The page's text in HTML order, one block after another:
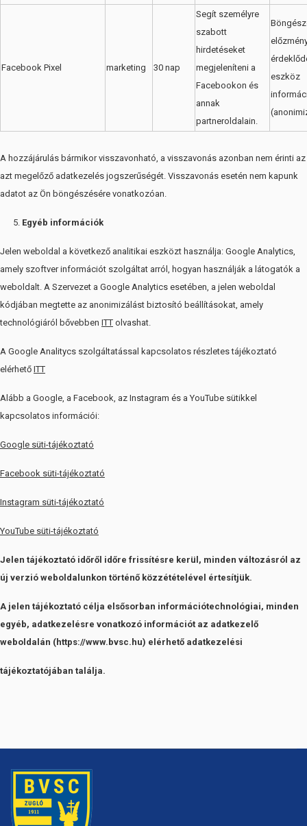
Facebook Pixel marketing 30 nap
Segít személyre
szabott
hirdetéseket
megjeleníteni a
Facebookon és
annak
partneroldalain.
eszköz
A hozzájárulás bármikor visszavonható, a visszavonás azonban nem érinti az
azt megelőző adatkezelés jogszerűségét. Visszavonás esetén nem kapunk
adatot az Ön böngészésére vonatkozóan.
Egyéb információk
Jelen weboldal a következő analitikai eszközt használja: Google Analytics,
amely szoftver információt szolgáltat arról, hogyan használják a látogatók a
weboldalt. A Szervezet a Google Analytics esetében, a jelen weboldal
kódjában megtette az anonimizálást biztosító beállításokat, amely
technológiáról bővebben ITT olvashat.
A Google Analitycs szolgáltatással kapcsolatos részletes tájékoztató
elérhető ITT
Alább a Google, a Facebook, az Instagram és a YouTube sütikkel
kapcsolatos információi:
Google süti-tájékoztató
Facebook süti-tájékoztató
Instagram süti-tájékoztató
YouTube süti-tájékoztató
Jelen tájékoztató időről időre frissítésre kerül, minden változásról az
új verzió weboldalunkon történő közzétételével értesítjük.
A jelen tájékoztató célja elsősorban információtechnológiai, minden
egyéb, adatkezelésre vonatkozó információt az adatkezelő
weboldalán (https://www.bvsc.hu) elérhető adatkezelési
tájékoztatójában találja.